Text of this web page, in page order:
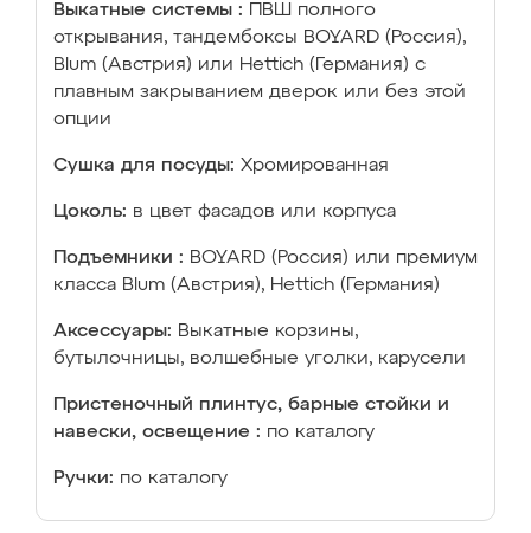
Выкатные системы :
ПВШ полного
открывания, тандембоксы BOYARD (Россия),
Blum (Австрия) или Hettich (Германия) с
плавным закрыванием дверок или без этой
опции
Сушка для посуды: Хромированная
Цоколь: в цвет фасадов или корпуса
Подъемники : BOYARD (Россия) или премиум
класса Blum (Австрия), Hettich (Германия)
Аксессуары: Выкатные корзины,
бутылочницы, волшебные уголки, карусели
Пристеночный плинтус, барные стойки и
навески, освещение : по каталогу
Ручки: по каталогу